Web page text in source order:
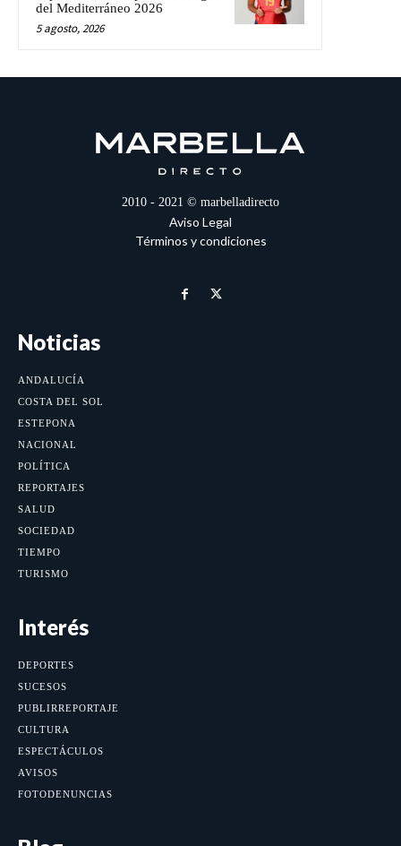
del Mediterráneo 2026
5 agosto, 2026
2010 - 2021 © marbelladirecto
Aviso Legal
Términos y condiciones
Noticias
ANDALUCÍA
COSTA DEL SOL
ESTEPONA
NACIONAL
POLÍTICA
REPORTAJES
SALUD
SOCIEDAD
TIEMPO
TURISMO
Interés
DEPORTES
SUCESOS
PUBLIRREPORTAJE
CULTURA
ESPECTÁCULOS
AVISOS
FOTODENUNCIAS